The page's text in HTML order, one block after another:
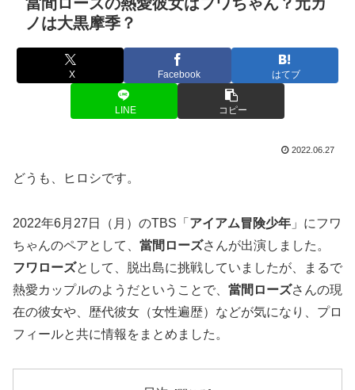
ノは大黒摩季？
X Facebook はてブ
LINE コピー
2022.06.27
どうも、ヒロシです。
2022年6月27日（月）のTBS「 アイアム冒険少年 」にフワ
ちゃんのペアとして、 當間ローズさんが出演しました。
フワローズとして、脱出島に挑戦していましたが、まるで
熱愛カップルのようだということで、 當間ローズさんの現
在の彼女や、歴代彼女（女性遍歴）などが気になり、プロ
フィールと共に情報をまとめました。